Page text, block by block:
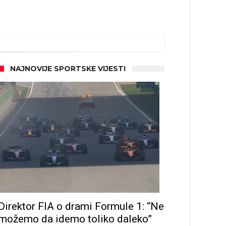
NAJNOVIJE SPORTSKE VIJESTI
FIA o drami Formule 1: “Ne
da idemo toliko daleko”